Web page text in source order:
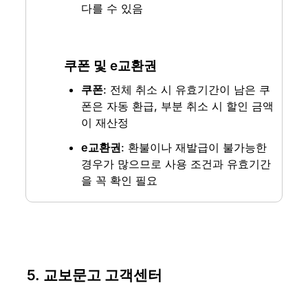
다를 수 있음
쿠폰 및 e교환권
쿠폰: 전체 취소 시 유효기간이 남은 쿠
폰은 자동 환급, 부분 취소 시 할인 금액
이 재산정
e교환권: 환불이나 재발급이 불가능한
경우가 많으므로 사용 조건과 유효기간
을 꼭 확인 필요
5. 교보문고 고객센터